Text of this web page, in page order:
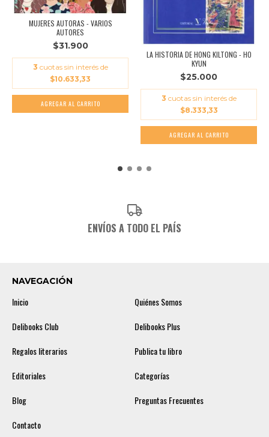
MUJERES AUTORAS - VARIOS
AUTORES
$31.900
3 cuotas sin interés de
$10.633,33
LA HISTORIA DE HONG KILTONG - HO
KYUN
$25.000
3 cuotas sin interés de
$8.333,33
ENVÍOS A TODO EL PAÍS
NAVEGACIÓN
Inicio
Quiénes Somos
Delibooks Club
Delibooks Plus
Regalos literarios
Publica tu libro
Editoriales
Categorías
Blog
Preguntas Frecuentes
Contacto